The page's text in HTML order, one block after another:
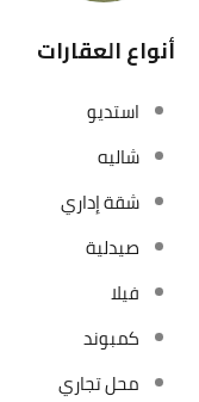
أنواع العقارات
استديو
شاليه
شقة إداري
صيدلية
فيلا
كمبوند
محل تجاري